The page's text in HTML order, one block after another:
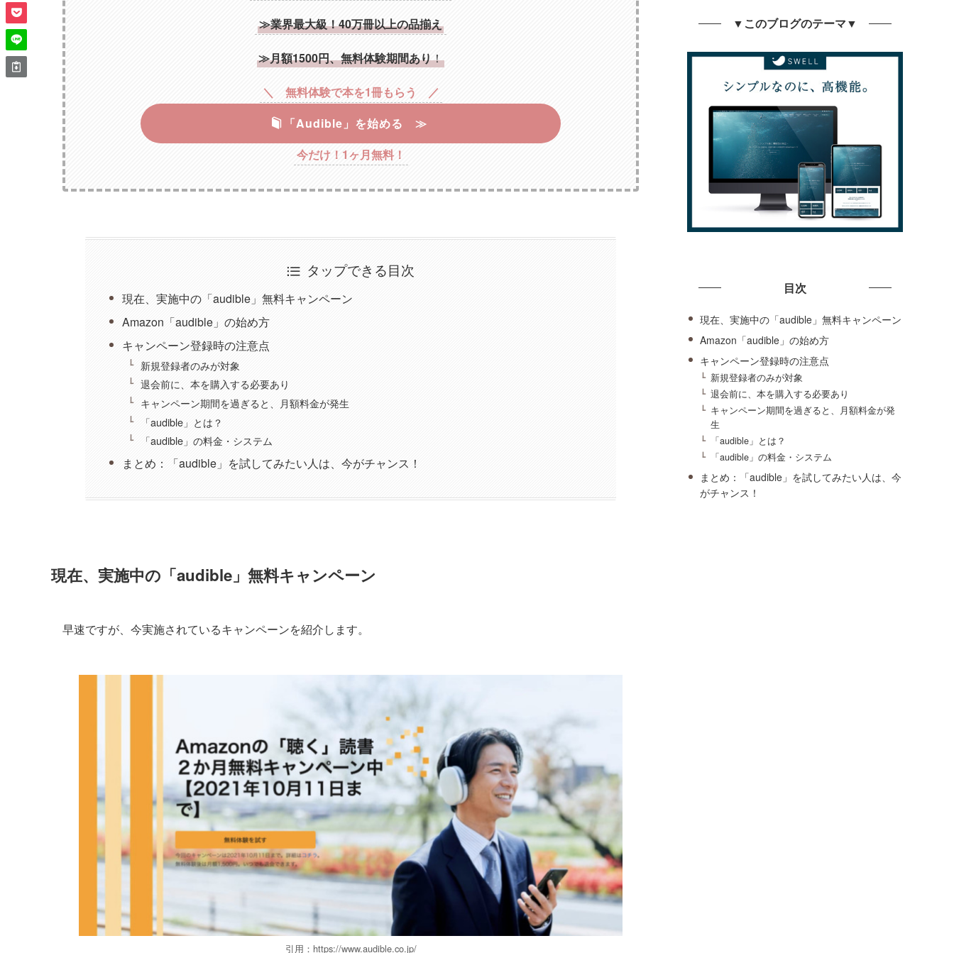
≫業界最大級！40万冊以上の品揃え
≫月額1500円、無料体験期間あり！
＼ 無料体験で本を1冊もらう ／
「Audible」を始める ≫
今だけ！1ヶ月無料！
タップできる目次
現在、実施中の「audible」無料キャンペーン
Amazon「audible」の始め方
キャンペーン登録時の注意点
新規登録者のみが対象
退会前に、本を購入する必要あり
キャンペーン期間を過ぎると、月額料金が発生
「audible」とは？
「audible」の料金・システム
まとめ：「audible」を試してみたい人は、今がチャンス！
現在、実施中の「audible」無料キャンペーン
早速ですが、今実施されているキャンペーンを紹介します。
引用：https://www.audible.co.jp/
▼このブログのテーマ▼
目次
現在、実施中の「audible」無料キャンペーン
Amazon「audible」の始め方
キャンペーン登録時の注意点
新規登録者のみが対象
退会前に、本を購入する必要あり
キャンペーン期間を過ぎると、月額料金が発
生
「audible」とは？
「audible」の料金・システム
まとめ：「audible」を試してみたい人は、今
がチャンス！